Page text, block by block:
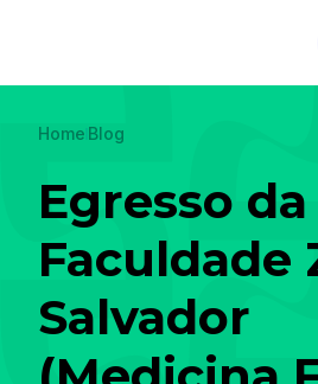
Home Blog
Egresso da
Faculdade
Salvador